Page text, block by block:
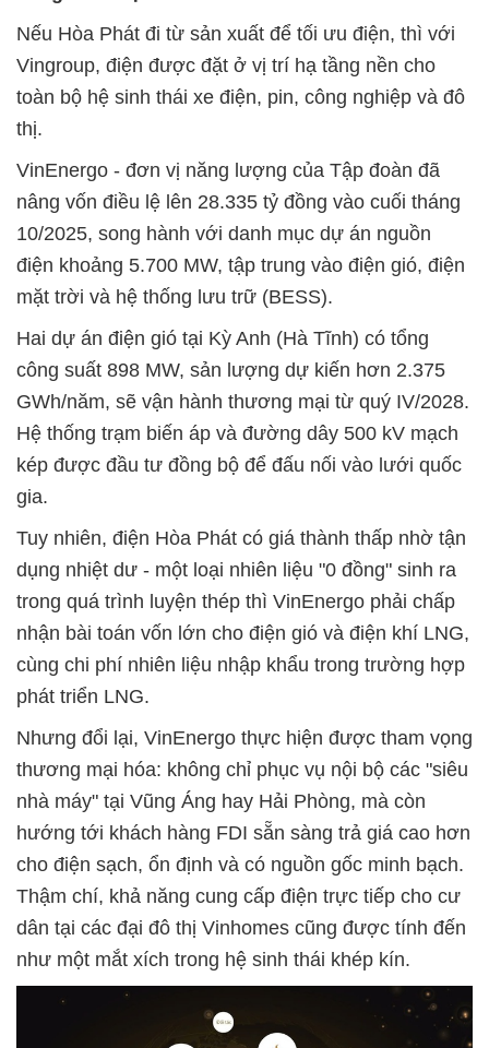
Nếu Hòa Phát đi từ sản xuất để tối ưu điện, thì với
Vingroup, điện được đặt ở vị trí hạ tầng nền cho
toàn bộ hệ sinh thái xe điện, pin, công nghiệp và đô
thị.
VinEnergo - đơn vị năng lượng của Tập đoàn đã
nâng vốn điều lệ lên 28.335 tỷ đồng vào cuối tháng
10/2025, song hành với danh mục dự án nguồn
điện khoảng 5.700 MW, tập trung vào điện gió, điện
mặt trời và hệ thống lưu trữ (BESS).
Hai dự án điện gió tại Kỳ Anh (Hà Tĩnh) có tổng
công suất 898 MW, sản lượng dự kiến hơn 2.375
GWh/năm, sẽ vận hành thương mại từ quý IV/2028.
Hệ thống trạm biến áp và đường dây 500 kV mạch
kép được đầu tư đồng bộ để đấu nối vào lưới quốc
gia.
Tuy nhiên, điện Hòa Phát có giá thành thấp nhờ tận
dụng nhiệt dư - một loại nhiên liệu "0 đồng" sinh ra
trong quá trình luyện thép thì VinEnergo phải chấp
nhận bài toán vốn lớn cho điện gió và điện khí LNG,
cùng chi phí nhiên liệu nhập khẩu trong trường hợp
phát triển LNG.
Nhưng đổi lại, VinEnergo thực hiện được tham vọng
thương mại hóa: không chỉ phục vụ nội bộ các "siêu
nhà máy" tại Vũng Áng hay Hải Phòng, mà còn
hướng tới khách hàng FDI sẵn sàng trả giá cao hơn
cho điện sạch, ổn định và có nguồn gốc minh bạch.
Thậm chí, khả năng cung cấp điện trực tiếp cho cư
dân tại các đại đô thị Vinhomes cũng được tính đến
như một mắt xích trong hệ sinh thái khép kín.